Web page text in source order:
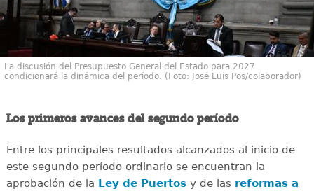
La discusión del Presupuesto General del Estado para 2027
condicionará la dinámica del período. (Foto: José Luis Pos/colaborador)
Los primeros avances del segundo período
Entre los principales resultados alcanzados al inicio de
este segundo período ordinario se encuentran la
aprobación de la Ley de Puertos y de las reformas a